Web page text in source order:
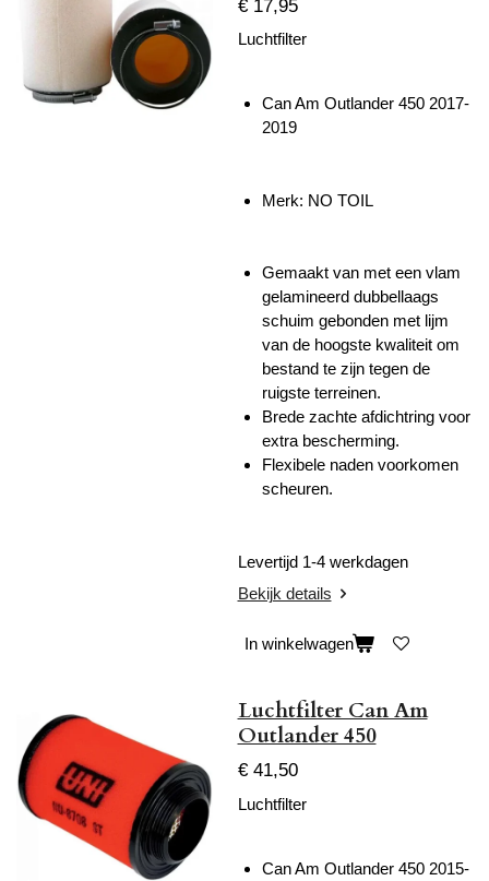
€ 17,95
Luchtfilter
Can Am Outlander 450 2017-
2019
Merk: NO TOIL
Gemaakt van met een vlam
gelamineerd dubbellaags
schuim gebonden met lijm
van de hoogste kwaliteit om
bestand te zijn tegen de
ruigste terreinen.
Brede zachte afdichtring voor
extra bescherming.
Flexibele naden voorkomen
scheuren.
Levertijd 1-4 werkdagen
Bekijk details
In winkelwagen
Luchtfilter Can Am
Outlander 450
€ 41,50
Luchtfilter
Can Am Outlander 450 2015-